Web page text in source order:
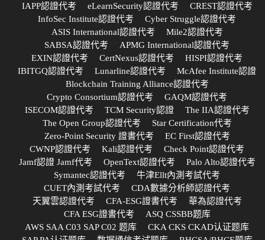
IAPP認證代考
eLearnSecurity認證代考
CREST認證代考
InfoSec Institute認證代考
Cyber Struggle認證代考
ASIS International認證代考
Mile2認證代考
SABSA認證代考
APMG International認證代考
EXIN認證代考
CertNexus認證代考
HISPI認證代考
IBITGQ認證代考
Lunarline認證代考
McAfee Institute認證
Blockchain Training Alliance認證代考
Crypto Consortium認證代考
GAQM認證代考
ISECOM認證代考
TCM Security認證
The IIA認證代考
The Open Group認證代考
Star Certification代考
Zero-Point Security 證書代考
EC First認證代考
CWNP認證代考
Kali認證代考
Check Point認證代考
Jamf認證 Jamf代考
OpenText認證代考
Palo Alto認證代考
Symantec認證代考
牛津Ellt內測考試代考
CUET內測考試代考
CDA數據分析師認證代考
天翼雲認證代考
CFA-ESG證書代考
華為認證代考
CFA ESG證書代考
ASQ CSSBB题库
AWS SAA C03 SAP C02 题库
CKA CKS CKAD认证题库